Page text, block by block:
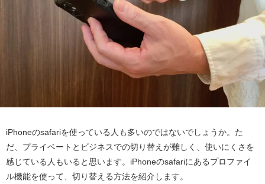
iPhoneのsafariを使っている人も多いのではないでしょうか。た
だ、プライベートとビジネスでの切り替えが難しく、使いにくさを
感じている人もいると思います。iPhoneのsafariにあるプロファイ
ル機能を使って、切り替える方法を紹介します。